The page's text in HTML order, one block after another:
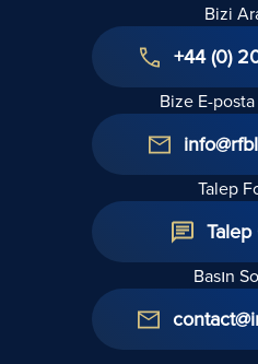
Bizi
+44 (0)
Bize E-
Talep
Basın